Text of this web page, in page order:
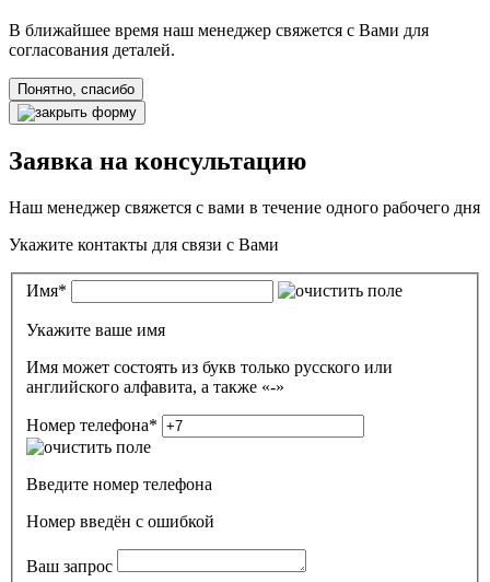
В ближайшее время наш менеджер свяжется с Вами для
согласования деталей.
Понятно, спасибо
Заявка на консультацию
Наш менеджер свяжется с вами в течение одного рабочего дня
Укажите контакты для связи с Вами
Имя*
Укажите ваше имя
Имя может состоять из букв только русского или
английского алфавита, а также «-»
Номер телефона*
Введите номер телефона
Номер введён c ошибкой
Ваш запрос